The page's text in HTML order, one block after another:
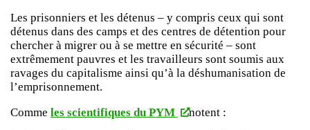
Les prisonniers et les détenus – y compris ceux qui sont
détenus dans des camps et des centres de détention pour
chercher à migrer ou à se mettre en sécurité – sont
extrêmement pauvres et les travailleurs sont soumis aux
ravages du capitalisme ainsi qu’à la déshumanisation de
l’emprisonnement.
Comme les scientifiques du PYM
notent :